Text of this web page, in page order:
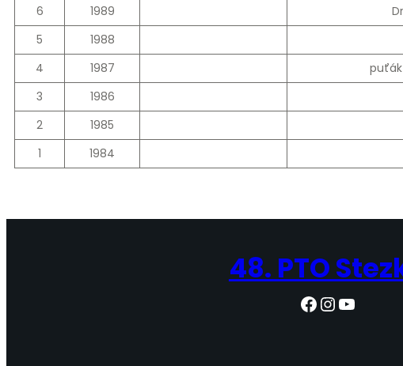
6
1989
5
1988
4
1987
3
1986
2
1985
1
1984
48. PTO
Facebook InstagramYouTube